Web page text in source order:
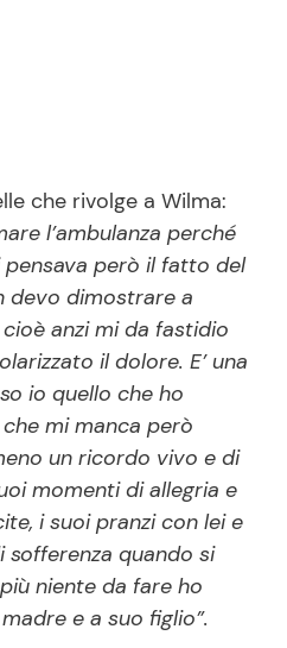
che rivolge a Wilma:
l’ambulanza perché
però il fatto del
devo dimostrare a
anzi mi da fastidio
il dolore. E’ una
io quello che ho
mi manca però
un ricordo vivo e di
momenti di allegria e
i suoi pranzi con lei e
quando si
niente da fare ho
e a suo figlio”.